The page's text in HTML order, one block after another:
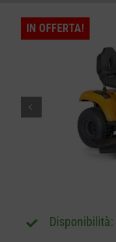
CARRELLO
IN OFFERTA!